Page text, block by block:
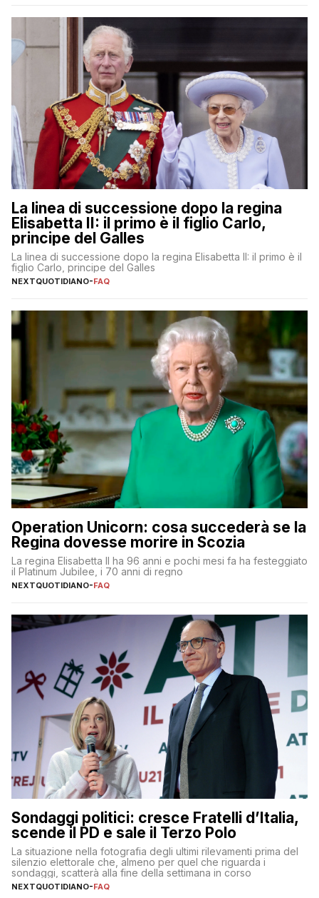
La linea di successione dopo la regina
Elisabetta II: il primo è il figlio Carlo,
principe del Galles
La linea di successione dopo la regina Elisabetta II: il primo è il
figlio Carlo, principe del Galles
NEXTQUOTIDIANO-FAQ
Operation Unicorn: cosa succederà se la
Regina dovesse morire in Scozia
La regina Elisabetta II ha 96 anni e pochi mesi fa ha festeggiato
il Platinum Jubilee, i 70 anni di regno
NEXTQUOTIDIANO-FAQ
Sondaggi politici: cresce Fratelli d’Italia,
scende il PD e sale il Terzo Polo
La situazione nella fotografia degli ultimi rilevamenti prima del
silenzio elettorale che, almeno per quel che riguarda i
sondaggi, scatterà alla fine della settimana in corso
NEXTQUOTIDIANO-FAQ